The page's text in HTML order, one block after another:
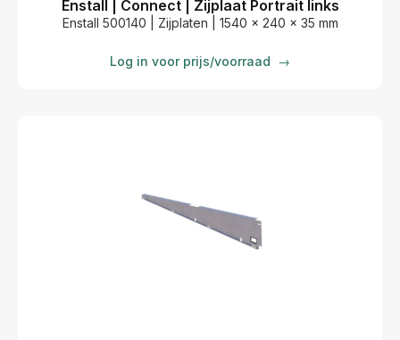
Enstall | Connect | Zijplaat Portrait links
Enstall 500140 | Zijplaten | 1540 x 240 x 35 mm
Log in voor prijs/voorraad →